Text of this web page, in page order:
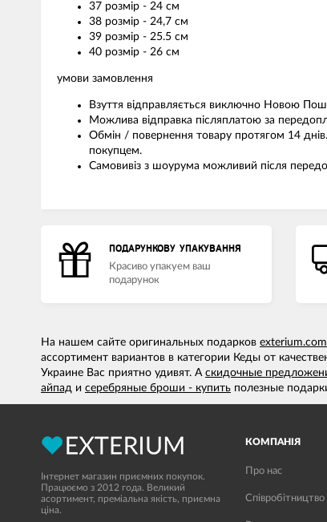
37 розмір - 24 см
38 розмір - 24,7 см
39 розмір - 25.5 см
40 розмір - 26 см
умови замовлення
Взуття відправляється виключно Новою
Можлива відправка післяплатою за
Обмін / повернення товару протягом 14
покупцем.
Самовивіз з шоурума можливий після
ПОДАРУНКОВУ УПАКУВАННЯ
Красиво упакуем ваш
подарунок
На нашем сайте оригинальных подарков
ассортимент вариантов в категории Кеды от
Украине Вас приятно удивят. А скидочные
айпад и серебряные броши - купить полезные
Інтернет магазин приємних покупок.
Працюємо з 2012 года. Великий
асортимент, преміальна якість, приємна
ціна.
КОМПАНІЯ
Про нас
Співробітництво